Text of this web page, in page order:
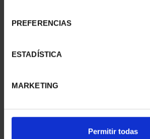
PREFERENCIAS
ESTADÍSTICA
MARKETING
Permitir todas
registrados